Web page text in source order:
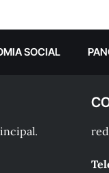
SOCIAL